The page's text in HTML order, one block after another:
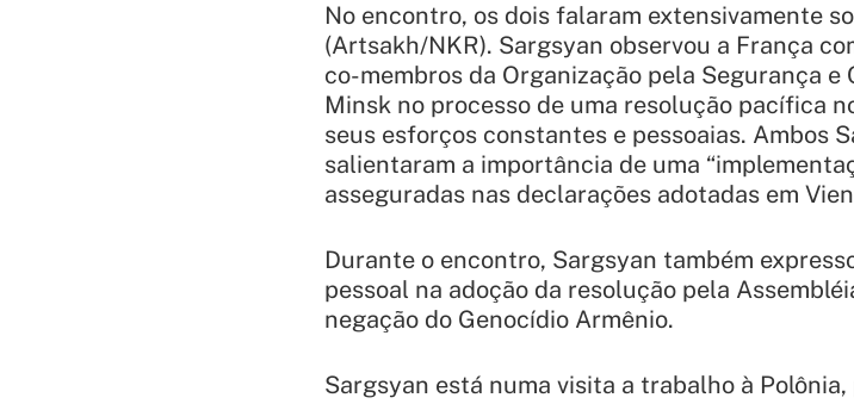
No encontro, os dois falaram extensivamente
(Artsakh/NKR). Sargsyan observou a França
co-membros da Organização pela Segurança e
Minsk no processo de uma resolução pacífica
seus esforços constantes e pessoaias. Ambos
salientaram a importância de uma
asseguradas nas declarações adotadas em
Durante o encontro, Sargsyan também
pessoal na adoção da resolução pela
negação do Genocídio Armênio.
Sargsyan está numa visita a trabalho à